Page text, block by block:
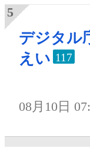
デジタル
えい 117
08月10日